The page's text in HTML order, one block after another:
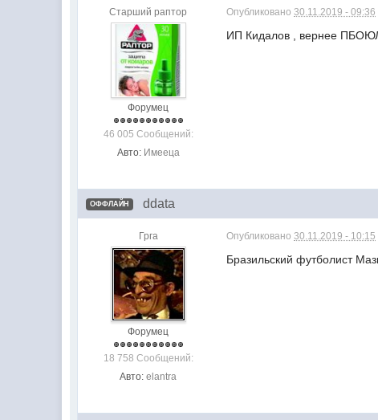
Старший раптор
Форумец
46 005 Сообщений:
Авто: Имееца
Опубликовано30.11.2019 - 09:36
ИП Кидалов , вернее ПБОЮЛ
ОФФЛАЙН ddata
Грга
Форумец
18 758 Сообщений:
Авто: elantra
Опубликовано30.11.2019 - 10:15
Бразильский футболист